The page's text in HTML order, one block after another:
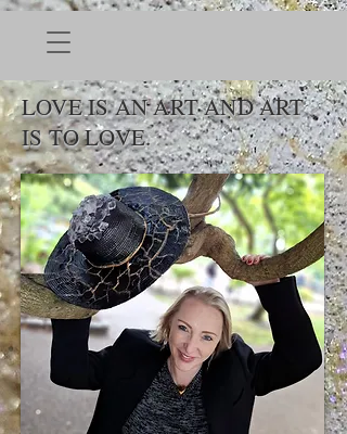
LOVE IS AN ART AND ART
IS TO LOVE.